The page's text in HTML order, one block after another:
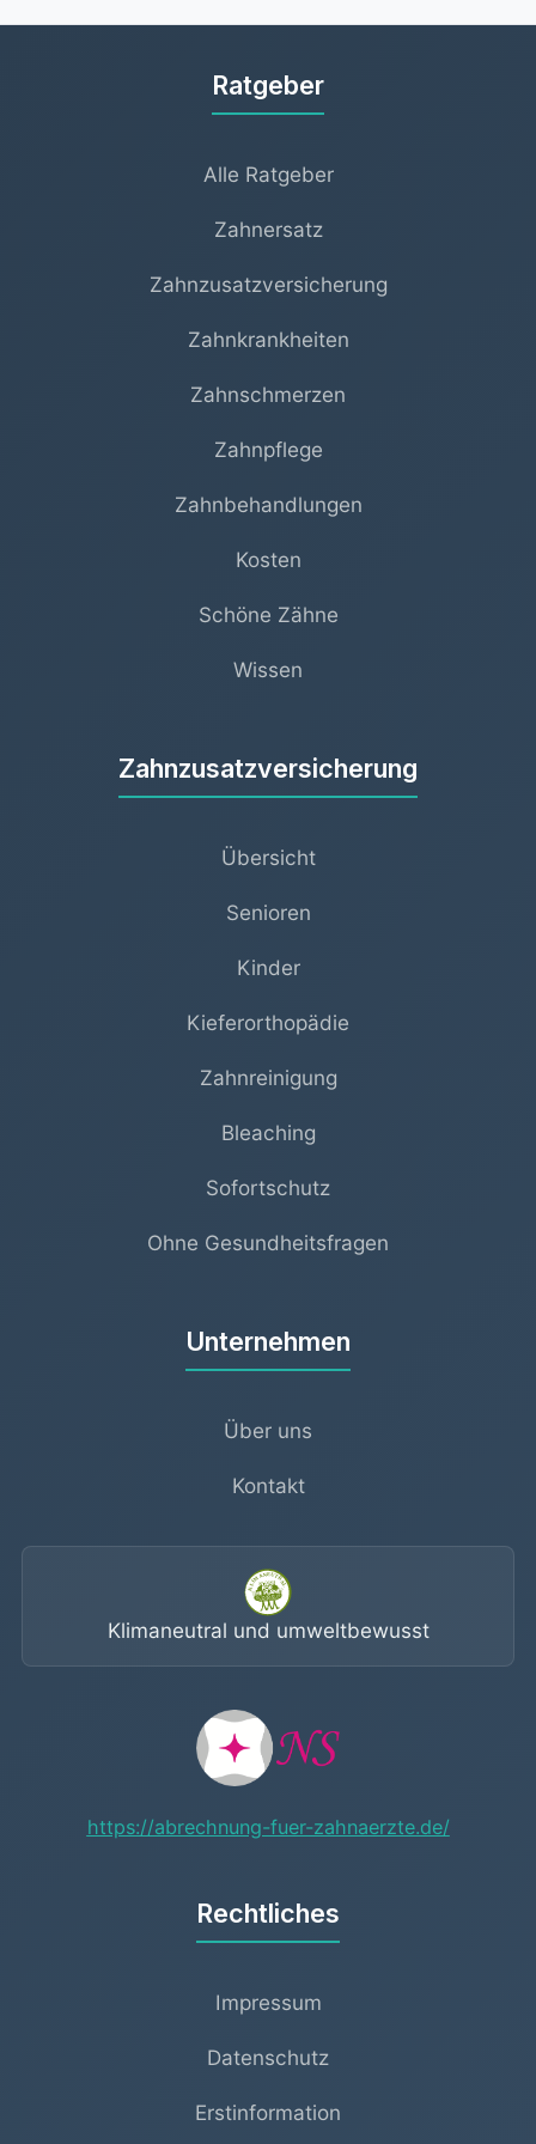
Außergewöhnliche Belastungen) sauber
Ratgeber
Alle Ratgeber
Zahnersatz
Zahnzusatzversicherung
Zahnkrankheiten
Zahnschmerzen
Zahnpflege
Zahnbehandlungen
Kosten
Schöne Zähne
Wissen
Zahnzusatzversicherung
Übersicht
Senioren
Kinder
Kieferorthopädie
Zahnreinigung
Bleaching
Sofortschutz
Ohne Gesundheitsfragen
Unternehmen
Über uns
Kontakt
Klimaneutral und umweltbewusst
https://abrechnung-fuer-zahnaerzte.de/
Rechtliches
Impressum
Datenschutz
Erstinformation